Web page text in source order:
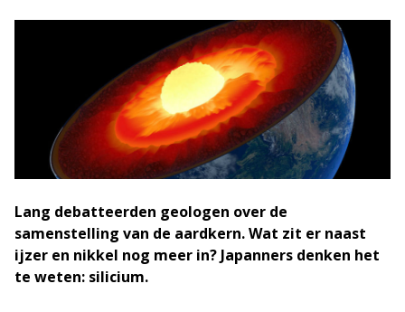
Lang debatteerden geologen over de
samenstelling van de aardkern. Wat zit er naast
ijzer en nikkel nog meer in? Japanners denken het
te weten: silicium.